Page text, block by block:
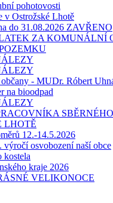
pohotovosti
v Ostrožské Lhotě
do 31.08.2026 ZAVŘENO
ZA KOMUNÁLNÍ
- MUDr. Róbert
na bioodpad
LHOTĚ
12.-14.5.2026
výročí osvobození naší obce
kostela
kraje 2026
VELIKONOCE